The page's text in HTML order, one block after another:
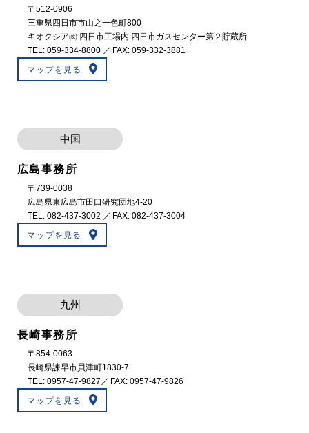
〒512-0906
三重県四日市市山之一色町800
キオクシア㈱ 四日市工場内 四日市ガスセンター第２貯蔵所
TEL: 059-334-8800 ／ FAX: 059-332-3881
マップを見る
中国
広島事務所
〒739-0038
広島県東広島市田口研究団地4-20
TEL: 082-437-3002 ／ FAX: 082-437-3004
マップを見る
九州
長崎事務所
〒854-0063
長崎県諫早市貝津町1830-7
TEL: 0957-47-9827 ／ FAX: 0957-47-9826
マップを見る